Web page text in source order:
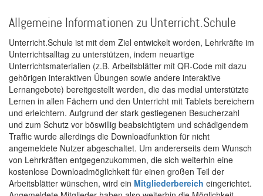
Allgemeine Informationen zu Unterricht.Schule
Unterricht.Schule ist mit dem Ziel entwickelt worden, Lehrkräfte im
Unterrichtsalltag zu unterstützen, indem neuartige
Unterrichtsmaterialien (z.B. Arbeitsblätter mit QR-Code mit dazu
gehörigen interaktiven Übungen sowie andere interaktive
Lernangebote) bereitgestellt werden, die das medial unterstützte
Lernen in allen Fächern und den Unterricht mit Tablets bereichern
und erleichtern. Aufgrund der stark gestiegenen Besucherzahl
und zum Schutz vor böswillig beabsichtigtem und schädigendem
Traffic wurde allerdings die Downloadfunktion für nicht
angemeldete Nutzer abgeschaltet. Um andererseits dem Wunsch
von Lehrkräften entgegenzukommen, die sich weiterhin eine
kostenlose Downloadmöglichkeit für einen großen Teil der
Arbeitsblätter wünschen, wird ein Mitgliederbereich eingerichtet.